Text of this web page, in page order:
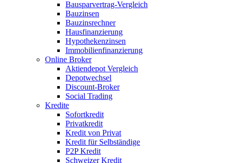
Bausparvertrag-Vergleich
Bauzinsen
Bauzinsrechner
Hausfinanzierung
Hypothekenzinsen
Immobilienfinanzierung
Online Broker
Aktiendepot Vergleich
Depotwechsel
Discount-Broker
Social Trading
Kredite
Sofortkredit
Privatkredit
Kredit von Privat
Kredit für Selbständige
P2P Kredit
Schweizer Kredit